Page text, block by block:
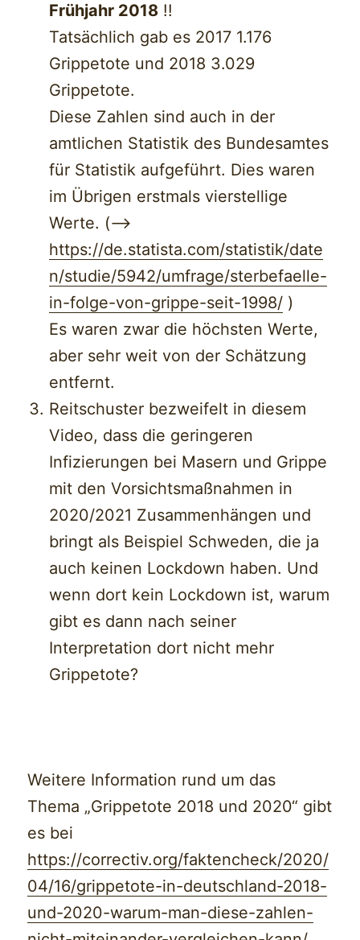
Frühjahr 2018 !!
Tatsächlich gab es 2017 1.176
Grippetote und 2018 3.029
Grippetote.
Diese Zahlen sind auch in der
amtlichen Statistik des Bundesamtes
für Statistik aufgeführt. Dies waren
im Übrigen erstmals vierstellige
Werte. (—>
https://de.statista.com/statistik/date
n/studie/5942/umfrage/sterbefaelle-
in-folge-von-grippe-seit-1998/ )
Es waren zwar die höchsten Werte,
aber sehr weit von der Schätzung
entfernt.
Reitschuster bezweifelt in diesem
Video, dass die geringeren
Infizierungen bei Masern und Grippe
mit den Vorsichtsmaßnahmen in
2020/2021 Zusammenhängen und
bringt als Beispiel Schweden, die ja
auch keinen Lockdown haben. Und
wenn dort kein Lockdown ist, warum
gibt es dann nach seiner
Interpretation dort nicht mehr
Grippetote?
Weitere Information rund um das
Thema „Grippetote 2018 und 2020“ gibt
es bei
https://correctiv.org/faktencheck/2020/
04/16/grippetote-in-deutschland-2018-
und-2020-warum-man-diese-zahlen-